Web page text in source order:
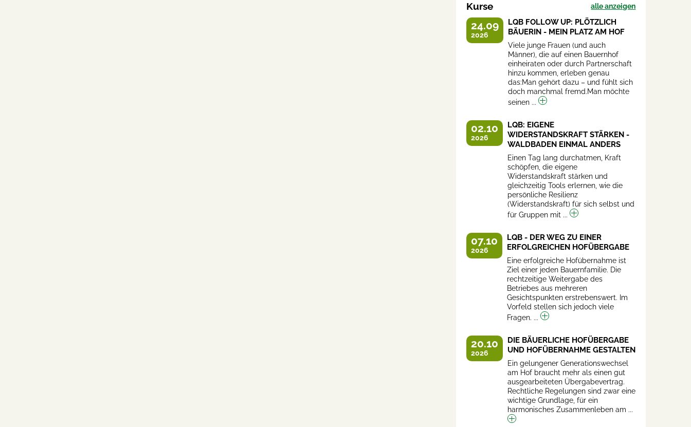
Kurse alle anzeigen
24.09
2026
LQB FOLLOW UP: PLÖTZLICH
BÄUERIN - MEIN PLATZ AM HOF
Viele junge Frauen (und auch
Männer), die auf einen Bauernhof
einheiraten oder durch Partnerschaft
hinzu kommen, erleben genau
das:Man gehört dazu – und fühlt sich
doch manchmal fremd.Man möchte
seinen ...
02.10
2026
LQB: EIGENE
WIDERSTANDSKRAFT STÄRKEN -
WALDBADEN EINMAL ANDERS
Einen Tag lang durchatmen, Kraft
schöpfen, die eigene
Widerstandskraft stärken und
gleichzeitig Tools erlernen, wie die
persönliche Resilienz
(Widerstandskraft) für sich selbst und
für Gruppen mit ...
07.10
2026
LQB - DER WEG ZU EINER
ERFOLGREICHEN HOFÜBERGABE
Eine erfolgreiche Hofübernahme ist
Ziel einer jeden Bauernfamilie. Die
rechtzeitige Weitergabe des
Betriebes aus mehreren
Gesichtspunkten erstrebenswert. Im
Vorfeld stellen sich jedoch viele
Fragen. ...
20.10
2026
DIE BÄUERLICHE HOFÜBERGABE
UND HOFÜBERNAHME GESTALTEN
Ein gelungener Generationswechsel
am Hof braucht mehr als einen gut
ausgearbeiteten Übergabevertrag.
Rechtliche Regelungen sind zwar eine
wichtige Grundlage, für ein
harmonisches Zusammenleben am ...